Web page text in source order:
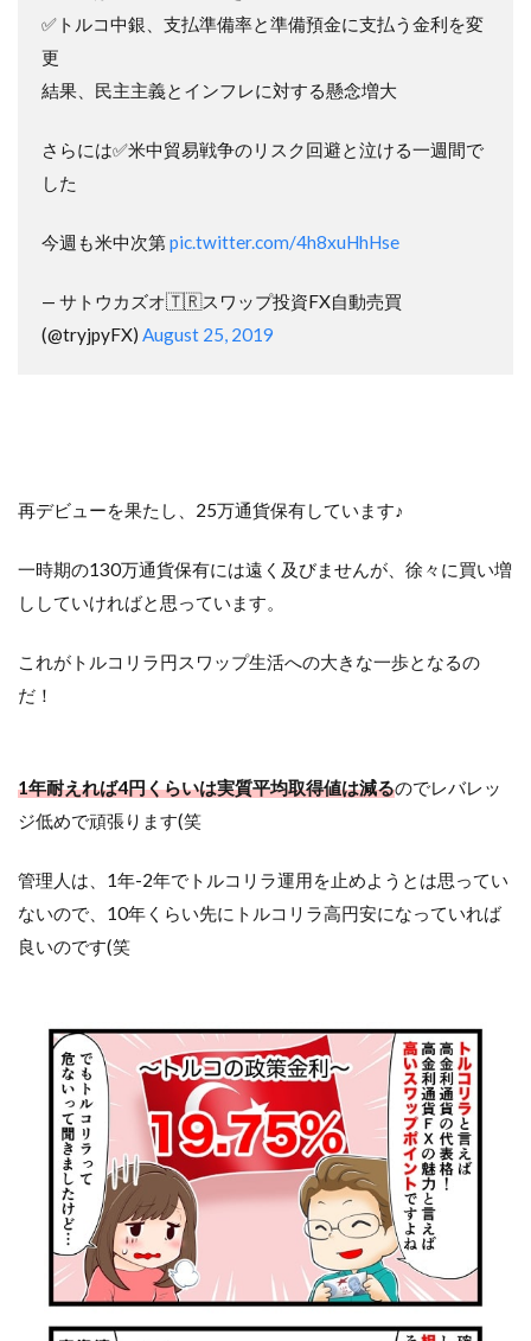
✅トルコ中銀、支払準備率と準備預金に支払う金利を変
更
結果、民主主義とインフレに対する懸念増大
さらには✅米中貿易戦争のリスク回避と泣ける一週間で
した
今週も米中次第pic.twitter.com/4h8xuHhHse
— サトウカズオ🇹🇷スワップ投資FX自動売買
(@tryjpyFX) August 25, 2019
再デビューを果たし、25万通貨保有しています♪
一時期の130万通貨保有には遠く及びませんが、徐々に買い増
ししていければと思っています。
これがトルコリラ円スワップ生活への大きな一歩となるの
だ！
1年耐えれば4円くらいは実質平均取得値は減るのでレバレッ
ジ低めで頑張ります(笑
管理人は、1年-2年でトルコリラ運用を止めようとは思ってい
ないので、10年くらい先にトルコリラ高円安になっていれば
良いのです(笑